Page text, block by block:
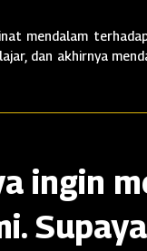
mendalam
dan akhirnya
ingin